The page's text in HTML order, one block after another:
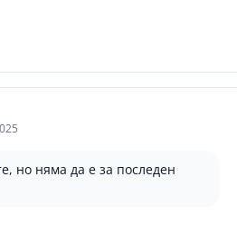
но няма да е за последен